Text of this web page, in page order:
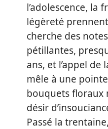
l’adolescence, la
légèreté
cherche des
pétillantes,
ans, et l’appel de
mêle à une
bouquets floraux
désir
Passé la